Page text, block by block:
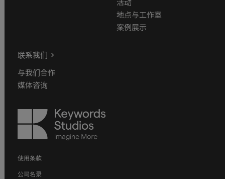
活动
地点与工作室
案例展示
联系我们
与我们合作
媒体咨询
Keywords
Studios
使用条款
公司名录